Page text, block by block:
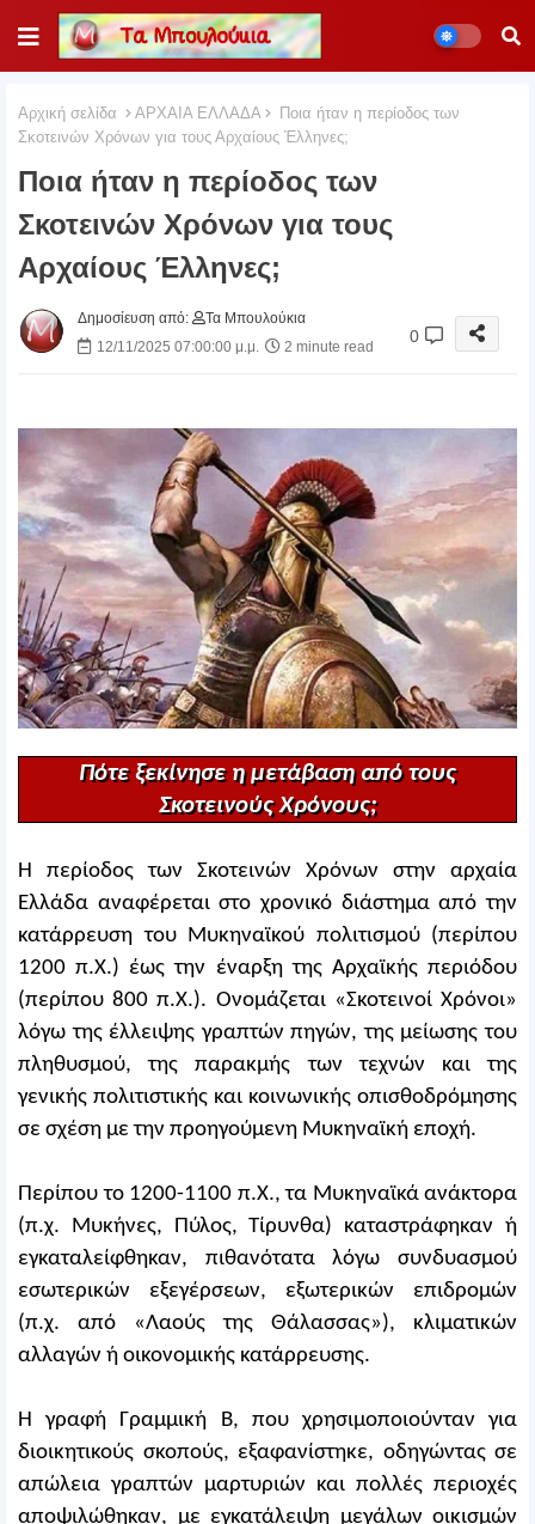
Αρχική σελίδα ΑΡΧΑΙΑ ΕΛΛΑΔΑ
Ποια ήταν η περίοδος των
Σκοτεινών Χρόνων για τους Αρχαίους Έλληνες;
Ποια ήταν η περίοδος των
Σκοτεινών Χρόνων για τους
Αρχαίους Έλληνες;
Δημοσίευση από:
Τα Μπουλούκια
12/11/2025 07:00:00 μ.μ.
2 minute read
0
Πότε ξεκίνησε η μετάβαση από τους
Σκοτεινούς Χρόνους;
Η περίοδος των Σκοτεινών Χρόνων στην αρχαία
Ελλάδα αναφέρεται στο χρονικό διάστημα από την
κατάρρευση του Μυκηναϊκού πολιτισμού (περίπου
1200 π.Χ.) έως την έναρξη της Αρχαϊκής περιόδου
(περίπου 800 π.Χ.). Ονομάζεται «Σκοτεινοί Χρόνοι»
λόγω της έλλειψης γραπτών πηγών, της μείωσης του
πληθυσμού, της παρακμής των τεχνών και της
γενικής πολιτιστικής και κοινωνικής οπισθοδρόμησης
σε σχέση με την προηγούμενη Μυκηναϊκή εποχή.
Περίπου το 1200-1100 π.Χ., τα Μυκηναϊκά ανάκτορα
(π.χ. Μυκήνες, Πύλος, Τίρυνθα) καταστράφηκαν ή
εγκαταλείφθηκαν, πιθανότατα λόγω συνδυασμού
εσωτερικών εξεγέρσεων, εξωτερικών επιδρομών
(π.χ. από «Λαούς της Θάλασσας»), κλιματικών
αλλαγών ή οικονομικής κατάρρευσης.
Η γραφή Γραμμική Β, που χρησιμοποιούνταν για
διοικητικούς σκοπούς, εξαφανίστηκε, οδηγώντας σε
απώλεια γραπτών μαρτυριών και πολλές περιοχές
αποψιλώθηκαν, με εγκατάλειψη μεγάλων οικισμών